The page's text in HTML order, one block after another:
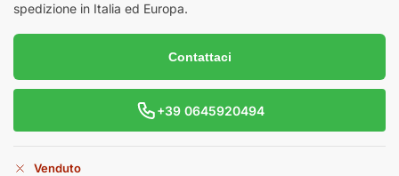
spedizione in Italia ed Europa.
Contattaci
+39 0645920494
Venduto